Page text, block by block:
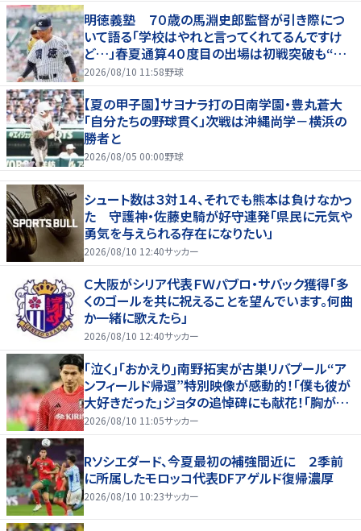
明徳義塾 ７０歳の馬淵史郎監督が引き際につ
いて語る「学校はやれと言ってくれてるんですけ
ど…」春夏通算４０度目の出場は初戦突破も“馬
淵節”炸裂
2026/08/10 11:58野球
【夏の甲子園】サヨナラ打の日南学園・豊丸蒼大
「自分たちの野球貫く」次戦は沖縄尚学－横浜の
勝者と
2026/08/05 00:00野球
シュート数は３対１４、それでも熊本は負けなかっ
た 守護神・佐藤史騎が好守連発「県民に元気や
勇気を与えられる存在になりたい」
2026/08/10 12:40サッカー
Ｃ大阪がシリア代表ＦＷパブロ・サバック獲得「多
くのゴールを共に祝えることを望んでいます。何曲
か一緒に歌えたら」
2026/08/10 12:40サッカー
｢泣く｣｢おかえり｣南野拓実が古巣リバプール“ア
ンフィールド帰還”特別映像が感動的！｢僕も彼が
大好きだった｣ジョタの追悼碑にも献花！｢胸が熱
くなります…｣
2026/08/10 11:05サッカー
Rソシエダード、今夏最初の補強間近に ２季前
に所属したモロッコ代表DFアゲルド復帰濃厚
2026/08/10 10:23サッカー